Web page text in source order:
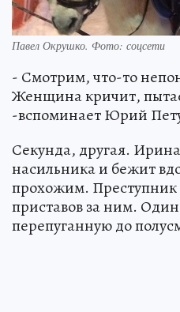
Павел Окрушко. Фото: соцсети
- Смотрим, что-то
Женщина кричит,
-вспоминает Юрий
Секунда, другая.
насильника и бежит
прохожим. Преступник
приставов за ним. Один
перепуганную до